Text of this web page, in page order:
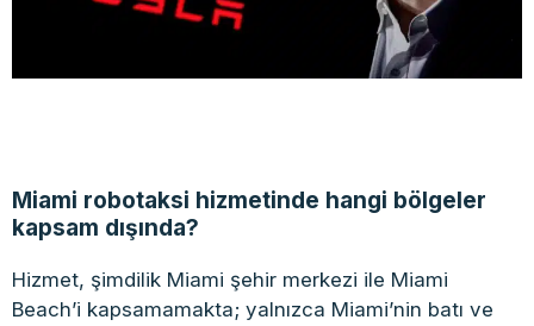
Miami robotaksi hizmetinde hangi bölgeler
kapsam dışında?
Hizmet, şimdilik Miami şehir merkezi ile Miami
Beach’i kapsamamakta; yalnızca Miami’nin batı ve